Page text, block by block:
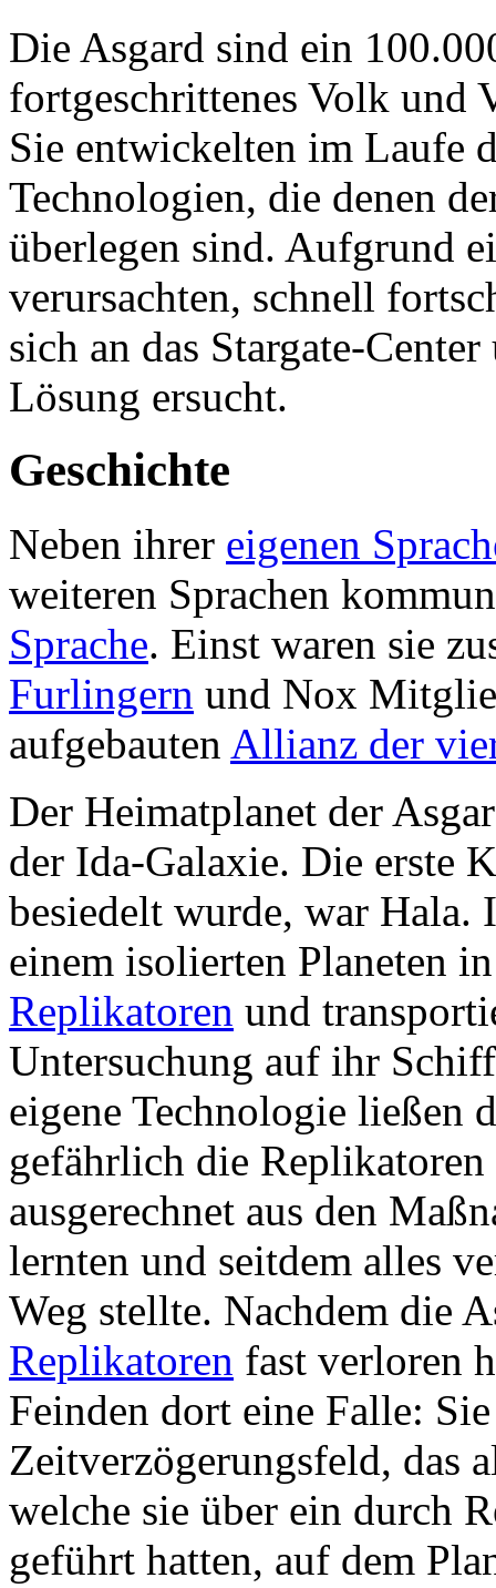
Die Asgard sind ein
fortgeschrittenes Volk und
Sie entwickelten im Laufe
Technologien, die denen
überlegen sind. Aufgrund
verursachten, schnell
sich an das Stargate-
Lösung ersucht.
Geschichte
Neben ihrer eigenen
weiteren Sprachen
Sprache. Einst waren sie
Furlingern und Nox
aufgebauten Allianz der
Der Heimatplanet der
der Ida-Galaxie. Die erste
besiedelt wurde, war Hala.
einem isolierten Planeten
Replikatoren und
Untersuchung auf ihr
eigene Technologie ließen
gefährlich die
ausgerechnet aus den
lernten und seitdem alles
Weg stellte. Nachdem die
Replikatoren fast verloren
Feinden dort eine Falle:
Zeitverzögerungsfeld, das
welche sie über ein durch
geführt hatten, auf dem